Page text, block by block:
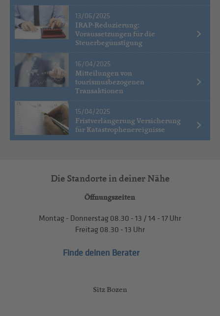
13/06/2025
IRAP-Reduzierung:
Voraussetzungen für die
Steuerbegünstigung
16/04/2025
Mitteilungen von
tourismusbezogenen
Transaktionen
15/04/2025
Fristverlängerung Versicherung
für Katastrophenereignisse
Die Standorte in deiner Nähe
Öffnungszeiten
Montag - Donnerstag 08.30 - 13 / 14 - 17 Uhr
Freitag 08.30 - 13 Uhr
Finde deinen Berater
Sitz Bozen